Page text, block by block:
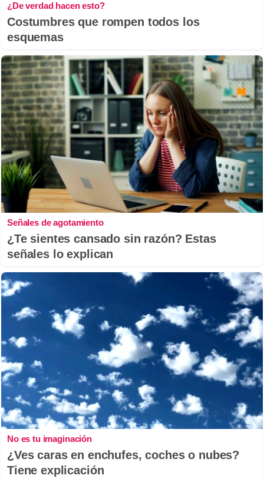
¿De verdad hacen esto?
Costumbres que rompen todos los
esquemas
Señales de agotamiento
¿Te sientes cansado sin razón? Estas
señales lo explican
No es tu imaginación
¿Ves caras en enchufes, coches o nubes?
Tiene explicación